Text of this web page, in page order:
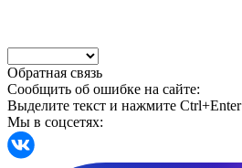
Обратная связь
Сообщить об ошибке на сайте:
Выделите текст и нажмите Ctrl+Enter
Мы в соцсетях: